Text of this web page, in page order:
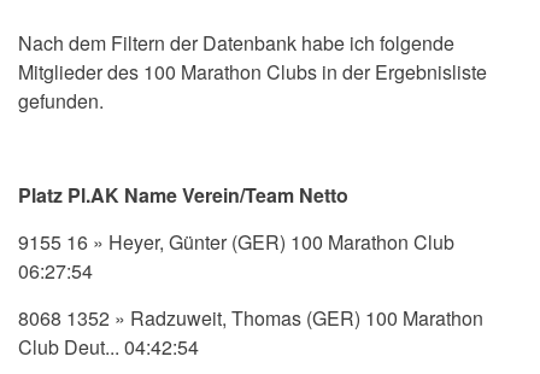
Nach dem Filtern der Datenbank habe ich folgende
Mitglieder des 100 Marathon Clubs in der Ergebnisliste
gefunden.
Platz Pl.AK Name Verein/Team Netto
9155 16 » Heyer, Günter (GER) 100 Marathon Club
06:27:54
8068 1352 » Radzuweit, Thomas (GER) 100 Marathon
Club Deut... 04:42:54